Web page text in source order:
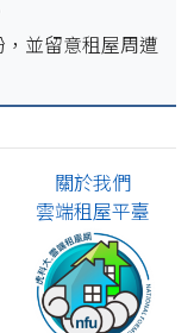
並留意租屋周遭
關於我們
雲端租屋平臺